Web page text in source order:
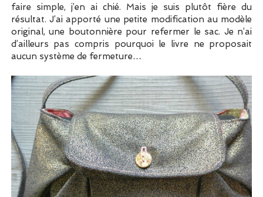
faire simple, j’en ai chié. Mais je suis plutôt fière du
résultat. J’ai apporté une petite modification au modèle
original, une boutonnière pour refermer le sac. Je n’ai
d’ailleurs pas compris pourquoi le livre ne proposait
aucun système de fermeture…